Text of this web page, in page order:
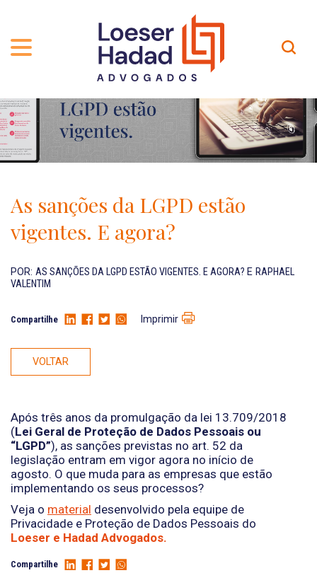
QUEM SOMOS
TRAJETÓRIA
INCLUSÃO E DIVERSIDADE
PRÊMIOS
NOSSA EQUIPE
ÁREAS DE ATUAÇÃO
PROFISSIONAIS
CARREIRA
Contato
Localização
EN-US
As sanções da LGPD estão
vigentes. E agora?
POR: AS SANÇÕES DA LGPD ESTÃO VIGENTES. E AGORA? E RAPHAEL
VALENTIM
Compartilhe Imprimir
VOLTAR
Após três anos da promulgação da lei 13.709/2018
(Lei Geral de Proteção de Dados Pessoais ou
“LGPD”), as sanções previstas no art. 52 da
legislação entram em vigor agora no início de
agosto. O que muda para as empresas que estão
implementando os seus processos?
Veja o material desenvolvido pela equipe de
Privacidade e Proteção de Dados Pessoais do
Loeser e Hadad Advogados.
Compartilhe